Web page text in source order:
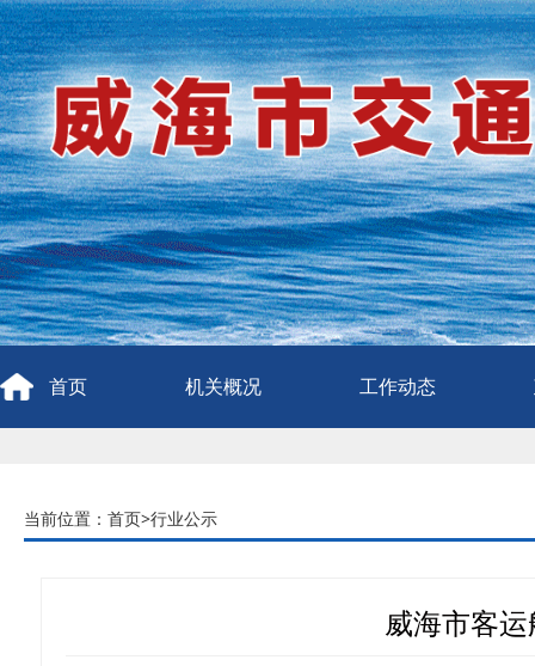
首页 机关概况 工作动态
当前位置： 首页>行业公示
威海市客